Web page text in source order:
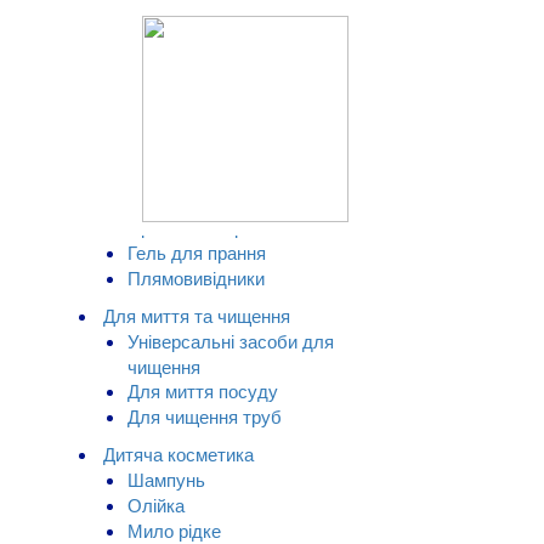
Каталог продукції Шампунь
Пральний порошок
Гель для прання
Плямовивідники
Для миття та чищення
Універсальні засоби для
чищення
Для миття посуду
Для чищення труб
Дитяча косметика
Шампунь
Олійка
Мило рідке